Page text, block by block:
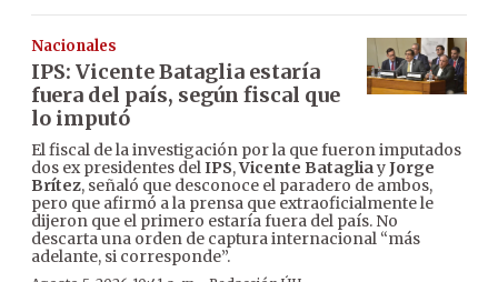
Nacionales
IPS: Vicente Bataglia estaría
fuera del país, según fiscal que
lo imputó
El fiscal de la investigación por la que fueron imputados
dos ex presidentes delIPS,Vicente BatagliayJorge
Brítez, señaló que desconoce el paradero de ambos,
pero que afirmó a la prensa que extraoficialmente le
dijeron que el primero estaría fuera del país. No
descarta una orden de captura internacional “más
adelante, si corresponde”.